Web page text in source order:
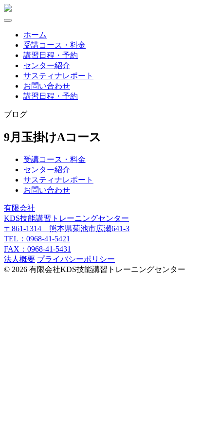
Skip
ホーム
受講コース・料金
講習日程・予約
センター紹介
サスティナレポート
お問い合わせ
講習日程・予約
ブログ
9月玉掛けAコース
受講コース・料金
センター紹介
サスティナレポート
お問い合わせ
有限会社
KDS技能講習トレーニングセンター
〒861-1314 熊本県菊池市広瀬641-3
TEL：0968-41-5421
FAX：0968-41-5431
法人概要 プライバシーポリシー
© 2026 有限会社KDS技能講習トレーニングセンター